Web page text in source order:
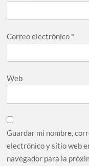
Correo electrónico *
Web
Guardar mi nombre,
electrónico y sitio web
navegador para la